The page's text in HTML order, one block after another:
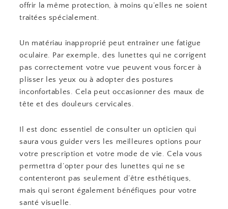
offrir la même protection, à moins qu’elles ne soient
traitées spécialement.
Un matériau inapproprié peut entraîner une fatigue
oculaire. Par exemple, des lunettes qui ne corrigent
pas correctement votre vue peuvent vous forcer à
plisser les yeux ou à adopter des postures
inconfortables. Cela peut occasionner des maux de
tête et des douleurs cervicales.
Il est donc essentiel de consulter un opticien qui
saura vous guider vers les meilleures options pour
votre prescription et votre mode de vie. Cela vous
permettra d’opter pour des lunettes qui ne se
contenteront pas seulement d’être esthétiques,
mais qui seront également bénéfiques pour votre
santé visuelle.